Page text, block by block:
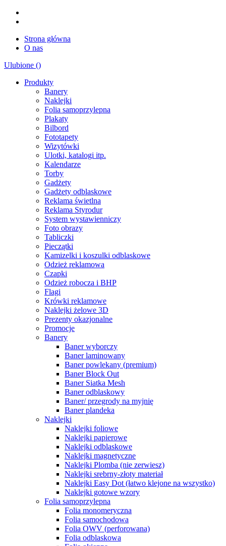
Strona główna
O nas
Ulubione ()
Produkty
Banery
Naklejki
Folia samoprzylepna
Plakaty
Bilbord
Fototapety
Wizytówki
Ulotki, katalogi itp.
Kalendarze
Torby
Gadżety
Gadżety odblaskowe
Reklama świetlna
Reklama Styrodur
System wystawienniczy
Foto obrazy
Tabliczki
Pieczątki
Kamizelki i koszulki odblaskowe
Odzież reklamowa
Czapki
Odzież robocza i BHP
Flagi
Krówki reklamowe
Naklejki żelowe 3D
Prezenty okazjonalne
Promocje
Banery
Baner wyborczy
Baner laminowany
Baner powlekany (premium)
Baner Block Out
Baner Siatka Mesh
Baner odblaskowy
Baner/ przegrody na myjnię
Baner plandeka
Naklejki
Naklejki foliowe
Naklejki papierowe
Naklejki odblaskowe
Naklejki magnetyczne
Naklejki Plomba (nie zerwiesz)
Naklejki srebrny-złoty materiał
Naklejki Easy Dot (łatwo klejone na wszystko)
Naklejki gotowe wzory
Folia samoprzylepna
Folia monomeryczna
Folia samochodowa
Folia OWV (perforowana)
Folia odblaskowa